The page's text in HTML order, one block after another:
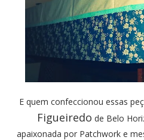
E quem confeccionou essas
Figueiredo de Belo
apaixonada por Patchwork e